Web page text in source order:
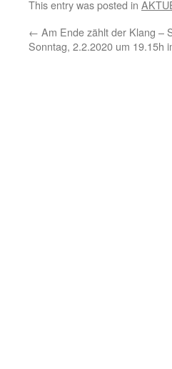
This entry was posted in
← Am Ende zählt der Klang –
Sonntag, 2.2.2020 um 19.15h